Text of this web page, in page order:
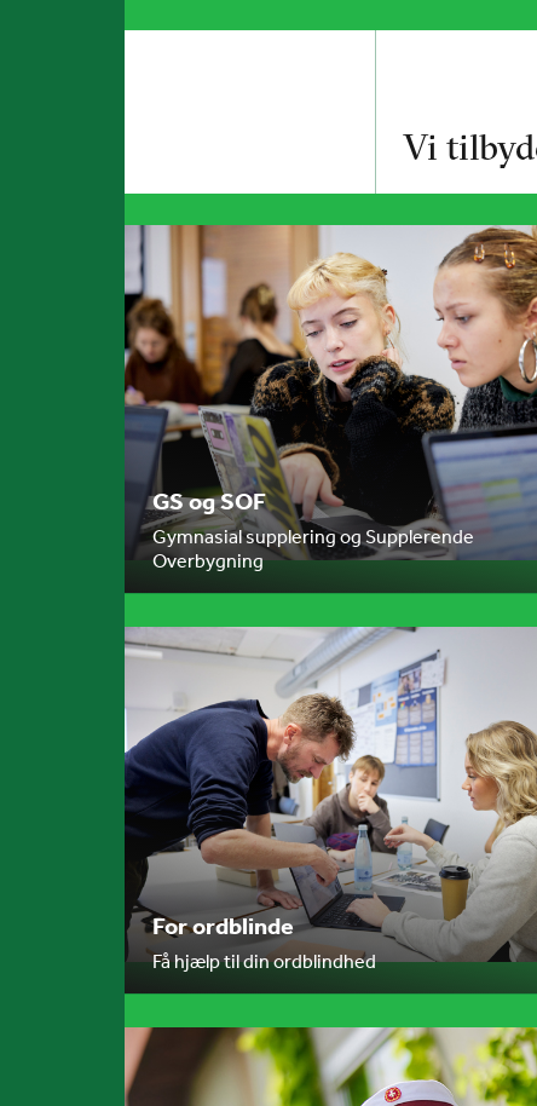
Vi
GS og SOF
Gymnasial supplering og Supplerende
Overbygning
For ordblinde
Få hjælp til din ordblindhed